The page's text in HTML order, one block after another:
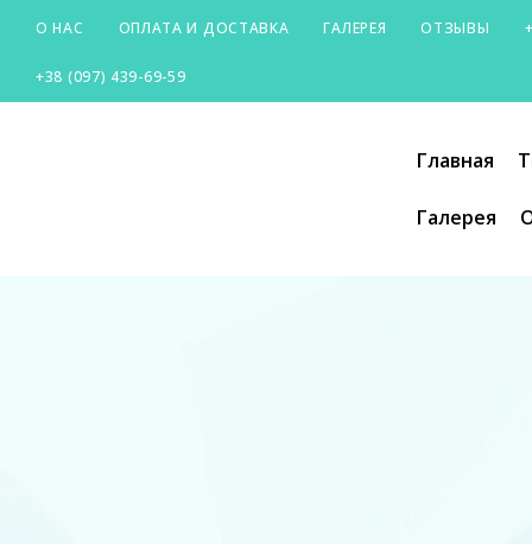
О НАС ОПЛАТА И ДОСТАВКА ГАЛЕРЕЯ ОТЗЫВЫ
+38 (097) 439-69-59
Главная
Галерея